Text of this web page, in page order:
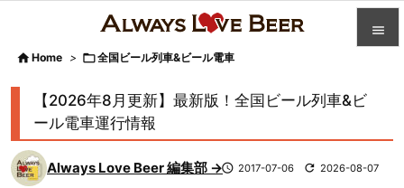

前へ
 Home > 全国ビール列車&ビール電車
【2026年8月更新】最新版！全国ビール列車&ビ
ール電車運行情報
Always Love Beer 編集部 → 2017-07-06  2026-08-07